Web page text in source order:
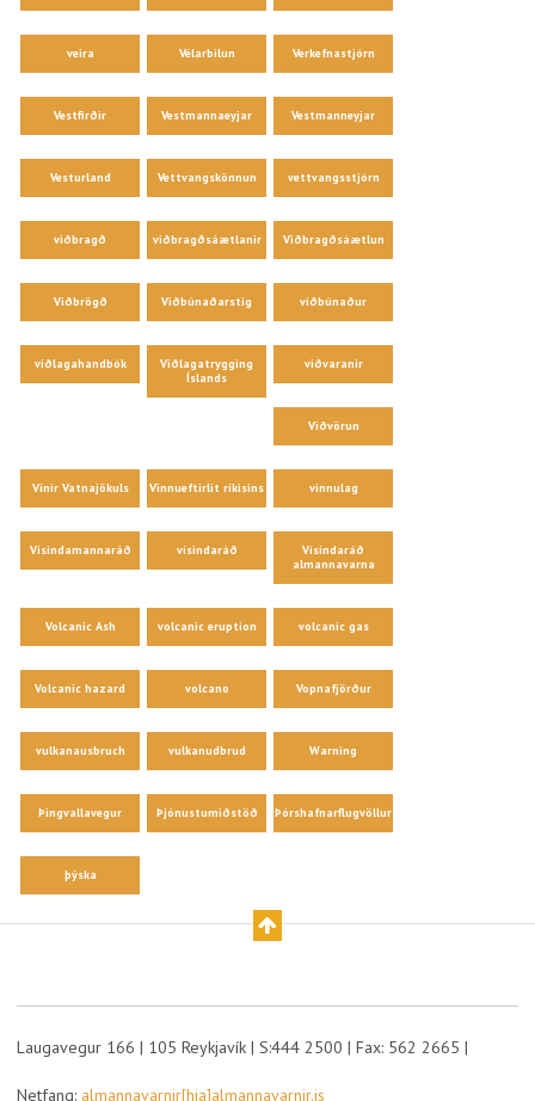
veira Vélarbilun Verkefnastjórn
Vestfirðir Vestmannaeyjar Vestmanneyjar
Vesturland Vettvangskönnun vettvangsstjórn
viðbragð viðbragðsáætlanir Viðbragðsáætlun
Viðbrögð Viðbúnaðarstig viðbúnaður
viðlagahandbók
Viðlagatrygging
Íslands
viðvaranir
Viðvörun
Vinir Vatnajökuls Vinnueftirlit ríkisins vinnulag
Vísindamannaráð vísindaráð
Vísindaráð
almannavarna
Volcanic Ash volcanic eruption volcanic gas
Volcanic hazard volcano Vopnafjörður
vulkanausbruch vulkanudbrud Warning
Þingvallavegur Þjónustumiðstöð Þórshafnarflugvöllur
þýska
Laugavegur 166 | 105 Reykjavík | S:444 2500 | Fax: 562 2665 |
Netfang: almannavarnir[hja]almannavarnir.is